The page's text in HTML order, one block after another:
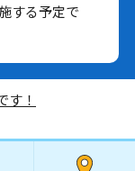
する予定で
す！